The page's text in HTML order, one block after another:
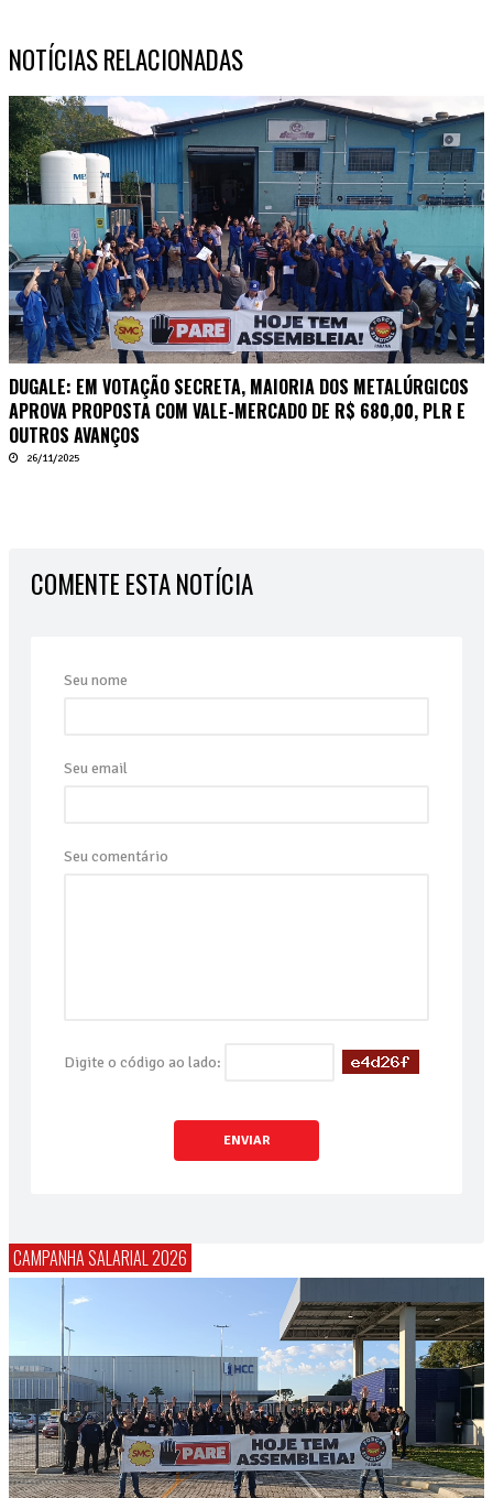
NOTÍCIAS RELACIONADAS
DUGALE: EM VOTAÇÃO SECRETA, MAIORIA DOS METALÚRGICOS
APROVA PROPOSTA COM VALE-MERCADO DE R$ 680,00, PLR E
OUTROS AVANÇOS
26/11/2025
COMENTE ESTA NOTÍCIA
Seu nome
Seu email
Seu comentário
Digite o código ao lado:
ENVIAR
CAMPANHA SALARIAL 2026